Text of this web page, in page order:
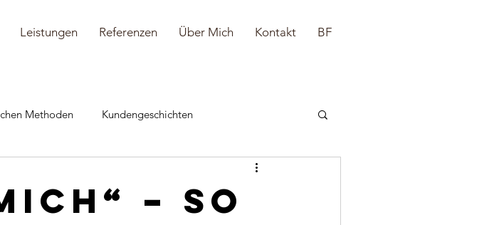
Leistungen Referenzen Über Mich Kontakt
BF
Methoden Kundengeschichten
– So